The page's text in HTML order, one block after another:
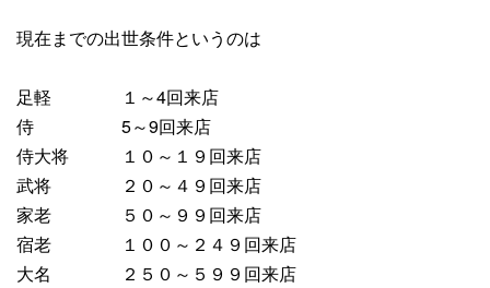
現在までの出世条件というのは
足軽 １～4回来店
侍 5～9回来店
侍大将 １０～１９回来店
武将 ２０～４９回来店
家老 ５０～９９回来店
宿老 １００～２４９回来店
大名 ２５０～５９９回来店